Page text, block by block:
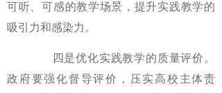
可听、可感的教学场景，提升实践教学的
吸引力和感染力。
四是优化实践教学的质量评价。
政府要强化督导评价，压实高校主体责